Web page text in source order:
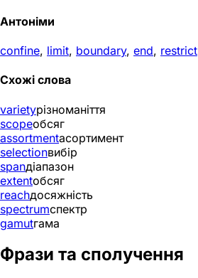
Антоніми
confine, limit, boundary, end, restrict
Схожі слова
varietyрізноманіття
scopeобсяг
assortmentасортимент
selectionвибір
spanдіапазон
extentобсяг
reachдосяжність
spectrumспектр
gamutгама
Фрази та сполучення